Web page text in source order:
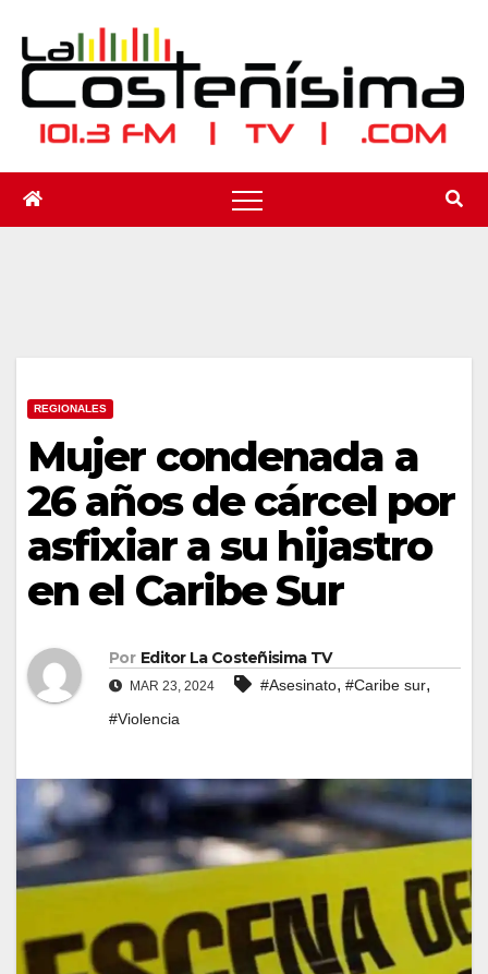
contenido
REGIONALES
Mujer condenada a
26 años de cárcel por
asfixiar a su hijastro
en el Caribe Sur
Por Editor La Costeñisima TV
MAR 23, 2024 #Asesinato, #Caribe sur,
#Violencia